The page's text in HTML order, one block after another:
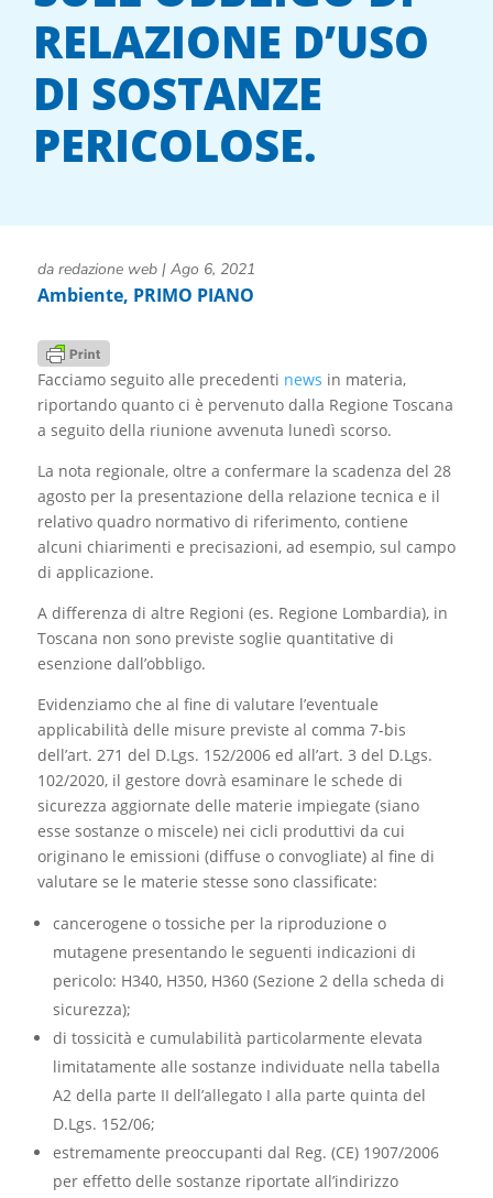
RELAZIONE D’USO
DI SOSTANZE
PERICOLOSE.
da redazione web| Ago 6, 2021
Ambiente, PRIMO PIANO
Facciamo seguito alle precedenti news in materia,
riportando quanto ci è pervenuto dalla Regione Toscana
a seguito della riunione avvenuta lunedì scorso.
La nota regionale, oltre a confermare la scadenza del 28
agosto per la presentazione della relazione tecnica e il
relativo quadro normativo di riferimento, contiene
alcuni chiarimenti e precisazioni, ad esempio, sul campo
di applicazione.
A differenza di altre Regioni (es. Regione Lombardia), in
Toscana non sono previste soglie quantitative di
esenzione dall’obbligo.
Evidenziamo che al fine di valutare l’eventuale
applicabilità delle misure previste al comma 7-bis
dell’art. 271 del D.Lgs. 152/2006 ed all’art. 3 del D.Lgs.
102/2020, il gestore dovrà esaminare le schede di
sicurezza aggiornate delle materie impiegate (siano
esse sostanze o miscele) nei cicli produttivi da cui
originano le emissioni (diffuse o convogliate) al fine di
valutare se le materie stesse sono classificate:
cancerogene o tossiche per la riproduzione o
mutagene presentando le seguenti indicazioni di
pericolo: H340, H350, H360 (Sezione 2 della scheda di
sicurezza);
di tossicità e cumulabilità particolarmente elevata
limitatamente alle sostanze individuate nella tabella
A2 della parte II dell’allegato I alla parte quinta del
D.Lgs. 152/06;
estremamente preoccupanti dal Reg. (CE) 1907/2006
per effetto delle sostanze riportate all’indirizzo